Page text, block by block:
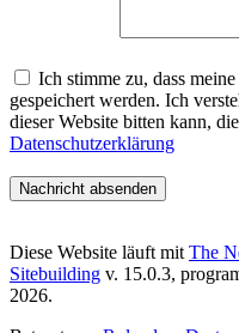
Ich stimme zu, dass
gespeichert werden. Ich
dieser Website bitten kann,
Datenschutzerklärung
Diese Website läuft mit The
Sitebuilding v. 15.0.3,
2026.